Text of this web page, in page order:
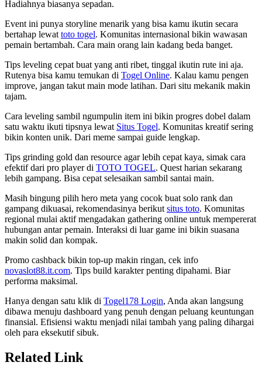
Hadiahnya biasanya sepadan.
Event ini punya storyline menarik yang bisa kamu ikutin secara
bertahap lewat toto togel. Komunitas internasional bikin wawasan
pemain bertambah. Cara main orang lain kadang beda banget.
Tips leveling cepat buat yang anti ribet, tinggal ikutin rute ini aja.
Rutenya bisa kamu temukan di Togel Online. Kalau kamu pengen
improve, jangan takut main mode latihan. Dari situ mekanik makin
tajam.
Cara leveling sambil ngumpulin item ini bikin progres dobel dalam
satu waktu ikuti tipsnya lewat Situs Togel. Komunitas kreatif sering
bikin konten unik. Dari meme sampai guide lengkap.
Tips grinding gold dan resource agar lebih cepat kaya, simak cara
efektif dari pro player di TOTO TOGEL. Quest harian sekarang
lebih gampang. Bisa cepat selesaikan sambil santai main.
Masih bingung pilih hero meta yang cocok buat solo rank dan
gampang dikuasai, rekomendasinya berikut situs toto. Komunitas
regional mulai aktif mengadakan gathering online untuk mempererat
hubungan antar pemain. Interaksi di luar game ini bikin suasana
makin solid dan kompak.
Promo cashback bikin top-up makin ringan, cek info
novaslot88.it.com. Tips build karakter penting dipahami. Biar
performa maksimal.
Hanya dengan satu klik di Togel178 Login, Anda akan langsung
dibawa menuju dashboard yang penuh dengan peluang keuntungan
finansial. Efisiensi waktu menjadi nilai tambah yang paling dihargai
oleh para eksekutif sibuk.
Related Link